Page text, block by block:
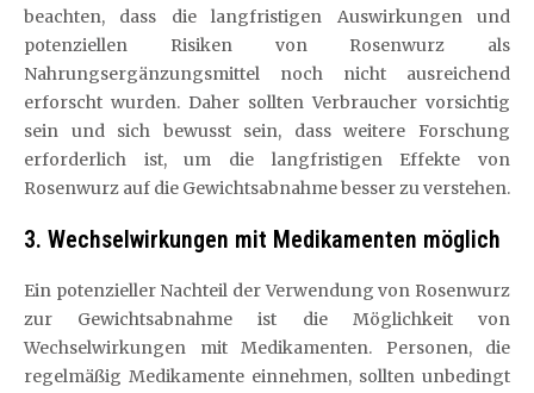
beachten, dass die langfristigen Auswirkungen und
potenziellen Risiken von Rosenwurz als
Nahrungsergänzungsmittel noch nicht ausreichend
erforscht wurden. Daher sollten Verbraucher vorsichtig
sein und sich bewusst sein, dass weitere Forschung
erforderlich ist, um die langfristigen Effekte von
Rosenwurz auf die Gewichtsabnahme besser zu verstehen.
3. Wechselwirkungen mit Medikamenten möglich
Ein potenzieller Nachteil der Verwendung von Rosenwurz
zur Gewichtsabnahme ist die Möglichkeit von
Wechselwirkungen mit Medikamenten. Personen, die
regelmäßig Medikamente einnehmen, sollten unbedingt